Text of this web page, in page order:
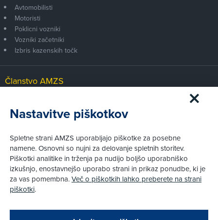
Zapri
Avtomobilisti
Motoristi
Poklicni vozniki
Vozniki začetniki
Izbris kazenskih točk
Članstvo AMZS
Zakaj (p)ostati član?
Primerjava članstev
Pravni vidiki
Piškotki
Politika zasebnosti
Pravno obvestilo
Nastavitve piškotkov
Spletne strani AMZS uporabljajo piškotke za posebne
namene. Osnovni so nujni za delovanje spletnih storitev.
Piškotki analitike in trženja pa nudijo boljšo uporabniško
izkušnjo, enostavnejšo uporabo strani in prikaz ponudbe, ki je
za vas pomembna.Več o piškotkih lahko preberete na strani
piškotki.